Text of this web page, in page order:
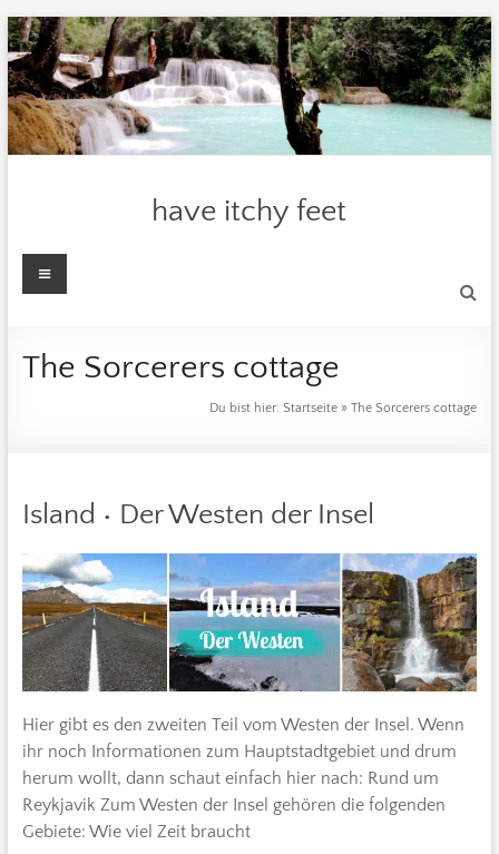
Zum
Inhalt
springen
have itchy feet
Menü
The Sorcerers cottage
Du bist hier:Startseite »The Sorcerers cottage
Island • Der Westen der Insel
Hier gibt es den zweiten Teil vom Westen der Insel. Wenn
ihr noch Informationen zum Hauptstadtgebiet und drum
herum wollt, dann schaut einfach hier nach: Rund um
Reykjavik Zum Westen der Insel gehören die folgenden
Gebiete: Wie viel Zeit braucht